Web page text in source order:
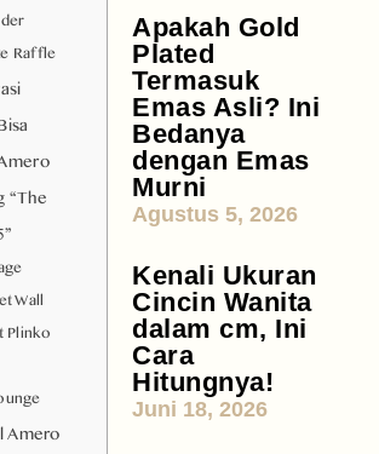
Raffle
“The
Wall
Plinko
Amero
Apakah Gold
Plated
Termasuk
Emas Asli? Ini
Bedanya
dengan Emas
Murni
Agustus 5, 2026
Kenali Ukuran
Cincin Wanita
dalam cm, Ini
Cara
Hitungnya!
Juni 18, 2026